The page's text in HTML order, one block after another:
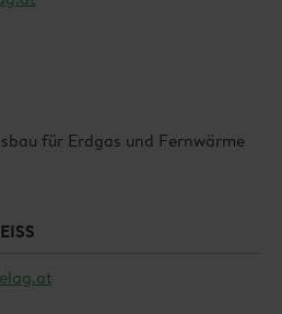
für Erdgas und Fernwärme